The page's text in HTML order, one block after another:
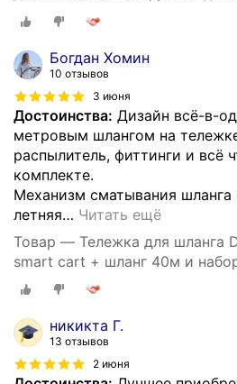
автоматическая укладка
Богдан Хомин
10 отзывов
3 июня
Достоинства: Дизайн всё-в-
метровым шлангом на
распылитель, фиттинги и всё
комплекте.
Механизм сматывания
летняя… Читать ещё
Товар — Тележка для шланга
smart cart + шланг 40м и
никикта Г.
13 отзывов
2 июня